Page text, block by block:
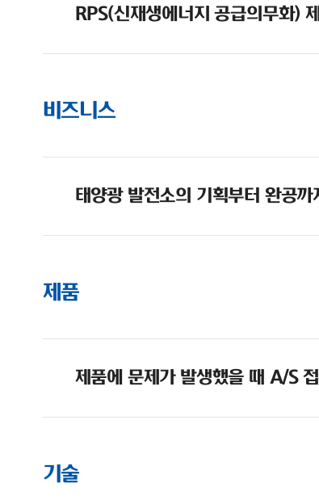
RPS(신재생에너지 공급의무화)
비즈니스
태양광 발전소의 기획부터 완공
제품
제품에 문제가 발생했을 때 A/S
기술